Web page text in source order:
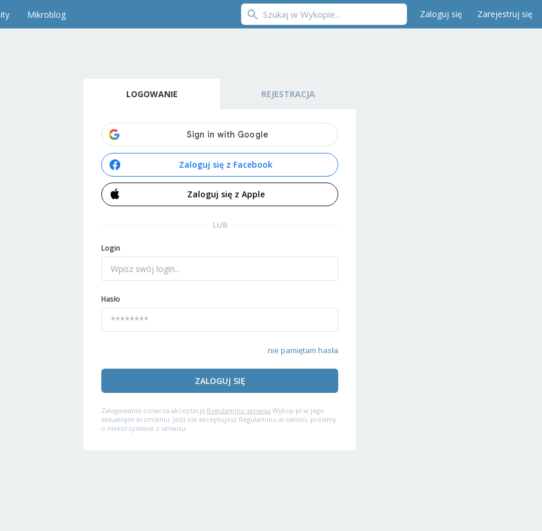
Mikroblog Zaloguj się Zarejestruj się
LOGOWANIE REJESTRACJA
Zaloguj się z Facebook
Zaloguj się z Apple
LUB
Login
Hasło
nie pamiętam hasła
ZALOGUJ SIĘ
Zalogowanie oznacza akceptację Regulaminu serwisu Wykop.pl w jego
aktualnym brzmieniu. Jeśli nie akceptujesz Regulaminu w całości, prosimy
o niekorzystanie z serwisu.